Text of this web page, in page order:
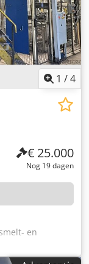
1 /4
€ 25.000
Nog 19 dagen
en
Prodos XP,
inhoud: